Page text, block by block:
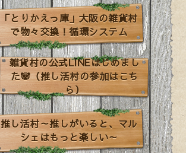
「とりかえっ庫」大阪の雑貨村
で物々交換！循環システム
雑貨村の公式LINEはじめまし
た🐼（推し活村の参加はこち
ら）
推し活村～推しがいると、マル
シェはもっと楽しい～